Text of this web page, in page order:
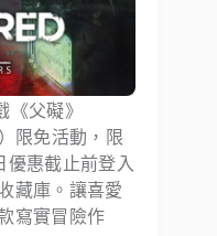
《父礙》
）限免活動，限
優惠截止前登入
藏庫。讓喜愛
寫實冒險作